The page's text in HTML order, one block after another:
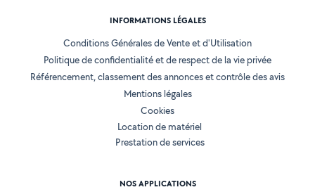
INFORMATIONS LÉGALES
Conditions Générales de Vente et d'Utilisation
Politique de confidentialité et de respect de la vie privée
Référencement, classement des annonces et contrôle des avis
Mentions légales
Cookies
Location de matériel
Prestation de services
NOS APPLICATIONS